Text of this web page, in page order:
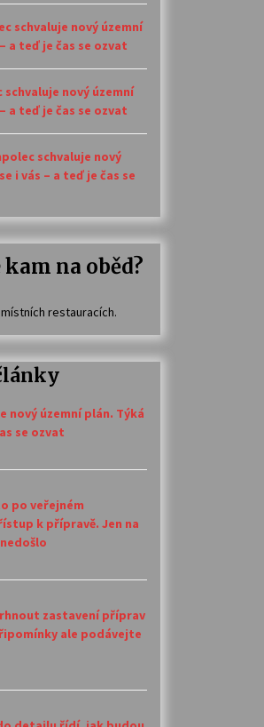
schvaluje nový územní
a teď je čas se ozvat
schvaluje nový územní
a teď je čas se ozvat
schvaluje nový
i vás – a teď je čas se
na oběd?
restauracích.
nový územní plán. Týká
se ozvat
po veřejném
k přípravě. Jen na
zastavení příprav
ale podávejte